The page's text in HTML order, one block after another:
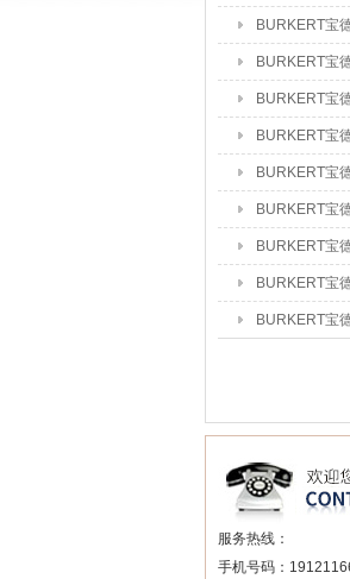
BURKERT宝
BURKERT宝
BURKERT宝
BURKERT宝
BURKERT宝
BURKERT宝
BURKERT宝
BURKERT宝
BURKERT宝
服务热线：
手机号码：